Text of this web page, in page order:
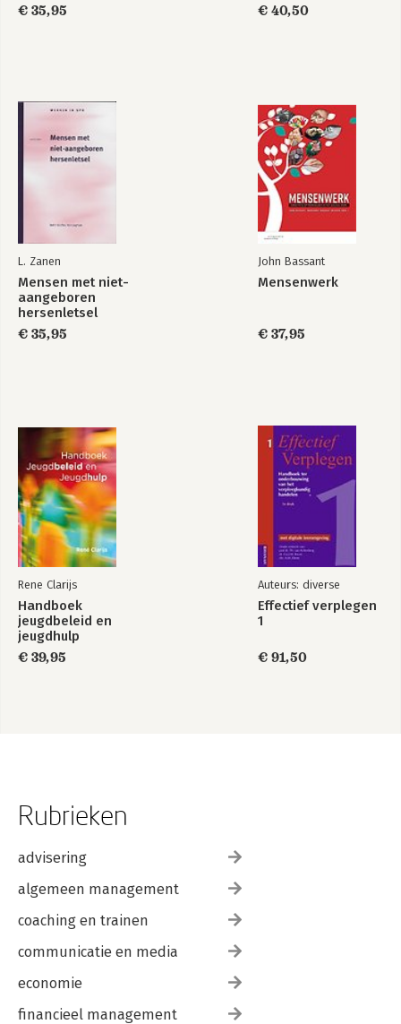
€ 35,95 € 40,50
L. Zanen
Mensen met niet-
aangeboren
hersenletsel
€ 35,95
John Bassant
Mensenwerk
€ 37,95
Rene Clarijs
Handboek
jeugdbeleid en
jeugdhulp
€ 39,95
Auteurs: diverse
Effectief verplegen
1
€ 91,50
Rubrieken
advisering
algemeen management
coaching en trainen
communicatie en media
economie
financieel management